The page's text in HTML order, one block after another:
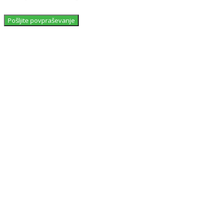
Pošljite povpraševanje